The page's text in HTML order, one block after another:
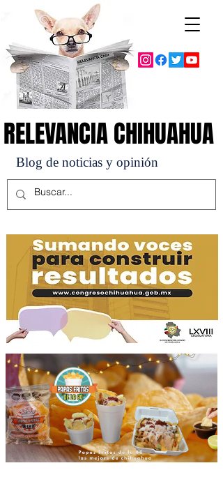
Blog de noticias y opinión
RELEVANCIA CHIHUAHUA
RELEVANCIA CHIHUAHUA